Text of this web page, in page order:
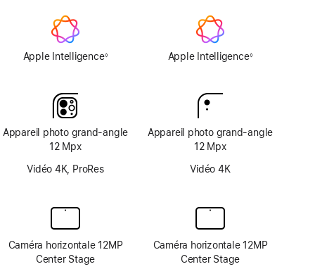
Apple Intelligence◊
Appareil photo grand‑angle
12 Mpx
Vidéo 4K, ProRes
Caméra horizontale 12MP
Center Stage
Apple Intelligence◊
Appareil photo grand‑angle
12 Mpx
Vidéo 4K
Caméra horizontale 12MP
Center Stage